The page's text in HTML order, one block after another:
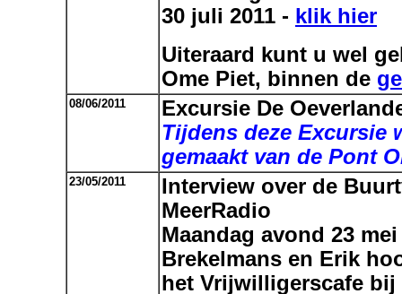
30 juli 2011 - klik hier
Uiteraard kunt u wel
Ome Piet, binnen de
08/06/2011
Excursie De
Tijdens deze Excursie
gemaakt van de Pont
23/05/2011
Interview over de
MeerRadio
Maandag avond 23
Brekelmans en Erik
het Vrijwilligerscafe bij